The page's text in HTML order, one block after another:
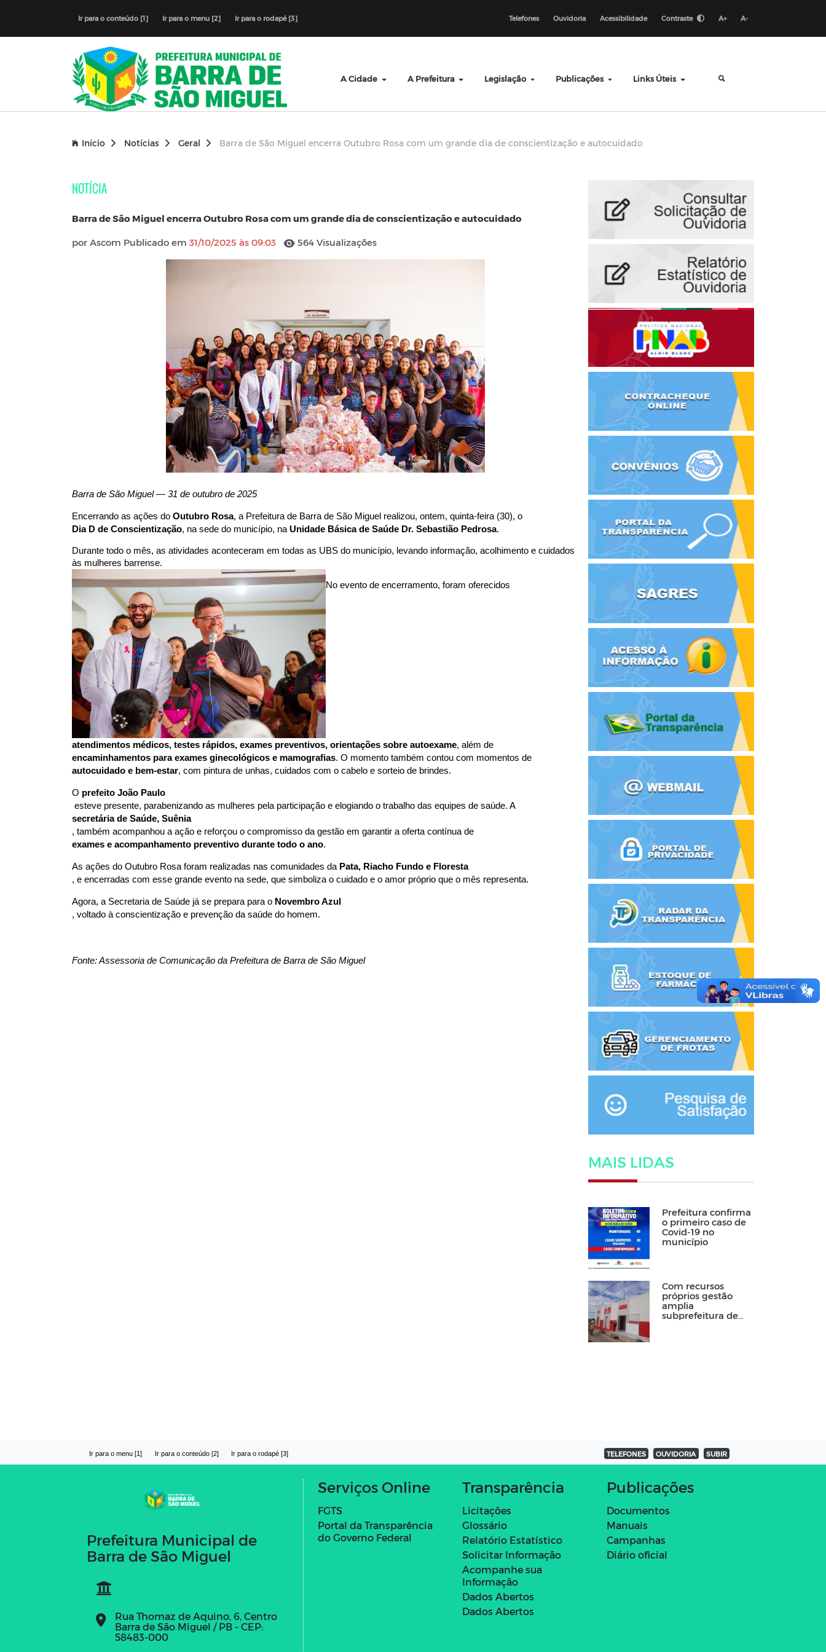
Ir para o conteúdo [1] Ir para o menu [2] Ir para o rodapé [3] Telefones Ouvidoria Acessibilidade Contraste A+ A-
A Cidade A Prefeitura Legislação Publicações Links Úteis
Início Notícias Geral Barra de São Miguel encerra Outubro Rosa com um grande dia de conscientização e autocuidado
NOTÍCIA
Barra de São Miguel encerra Outubro Rosa com um grande dia de conscientização e autocuidado
por Ascom Publicado em 31/10/2025 às 09:03 564 Visualizações
Barra de São Miguel — 31 de outubro de 2025
Encerrando as ações do Outubro Rosa, a Prefeitura de Barra de São Miguel realizou, ontem, quinta-feira (30), o
Dia D de Conscientização, na sede do município, na Unidade Básica de Saúde Dr. Sebastião Pedrosa.
Durante todo o mês, as atividades aconteceram em todas as UBS do município, levando informação, acolhimento e cuidados
às mulheres barrense.
No evento de encerramento, foram oferecidos
atendimentos médicos, testes rápidos, exames preventivos, orientações sobre autoexame, além de
encaminhamentos para exames ginecológicos e mamografias. O momento também contou com momentos de
autocuidado e bem-estar, com pintura de unhas, cuidados com o cabelo e sorteio de brindes.
O prefeito João Paulo
esteve presente, parabenizando as mulheres pela participação e elogiando o trabalho das equipes de saúde. A
secretária de Saúde, Suênia
, também acompanhou a ação e reforçou o compromisso da gestão em garantir a oferta contínua de
exames e acompanhamento preventivo durante todo o ano.
As ações do Outubro Rosa foram realizadas nas comunidades da Pata, Riacho Fundo e Floresta
, e encerradas com esse grande evento na sede, que simboliza o cuidado e o amor próprio que o mês representa.
Agora, a Secretaria de Saúde já se prepara para o Novembro Azul
, voltado à conscientização e prevenção da saúde do homem.
Fonte: Assessoria de Comunicação da Prefeitura de Barra de São Miguel
MAIS LIDAS
Prefeitura confirma
o primeiro caso de
Covid-19 no
município
Com recursos
próprios gestão
amplia
subprefeitura de
Ir para o menu [1] Ir para o conteúdo [2] Ir para o rodapé [3] TELEFONES OUVIDORIA SUBIR
Prefeitura Municipal de
Barra de São Miguel
Rua Thomaz de Aquino, 6, Centro
Barra de São Miguel / PB - CEP:
58483-000
Serviços Online
FGTS
Portal da Transparência
do Governo Federal
Transparência
Licitações
Glossário
Relatório Estatístico
Solicitar Informação
Acompanhe sua
Informação
Dados Abertos
Dados Abertos
Publicações
Documentos
Manuais
Campanhas
Diário oficial